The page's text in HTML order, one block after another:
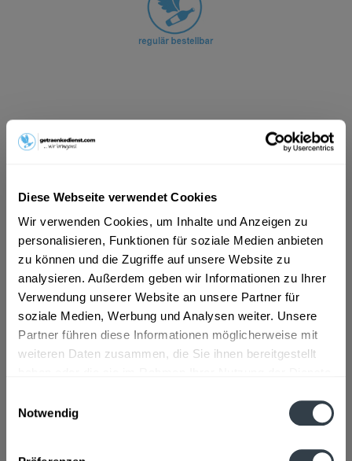
Diese Webseite verwendet Cookies
Wir verwenden Cookies, um Inhalte und Anzeigen zu
personalisieren, Funktionen für soziale Medien anbieten
zu können und die Zugriffe auf unsere Website zu
analysieren. Außerdem geben wir Informationen zu Ihrer
Verwendung unserer Website an unsere Partner für
soziale Medien, Werbung und Analysen weiter. Unsere
Partner führen diese Informationen möglicherweise mit
weiteren Daten zusammen, die Sie ihnen bereitgestellt
Notwendig
ab 8,79 € *
Vorrätig
MEHRWEG
+2,86 € Pfand
In den Warenkorb
Artikel-Nr.:
32017
Verfügbar in:
mehr